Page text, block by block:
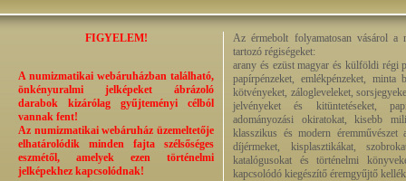
FIGYELEM!
A numizmatikai webáruházban található,
önkényuralmi jelképeket ábrázoló
darabok kizárólag gyűjteményi célból
vannak fent!
Az numizmatikai webáruház üzemeltetője
elhatárolódik minden fajta szélsőséges
eszmétől, amelyek ezen történelmi
jelképekhez kapcsolódnak!
Az érmebolt folyamatosan vásárol a
tartozó régiségeket:
arany és ezüst magyar és külföldi régi
papírpénzeket, emlékpénzeket, minta
kötvényeket, zálogleveleket,
jelvényeket és kitüntetéseket,
adományozási okiratokat, kisebb
klasszikus és modern éremművészet
díjérmeket, kisplasztikákat,
katalógusokat és történelmi
kapcsolódó kiegészítő éremgyűjtő